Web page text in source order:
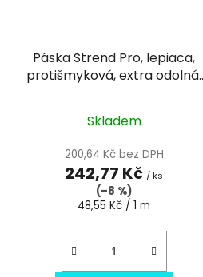
Páska Strend Pro, lepiaca,
protišmyková, extra odolná,
Skladem
200,64 Kč bez DPH
242,77 Kč / ks
(–8 %)
Měrná
48,55 Kč / 1 m